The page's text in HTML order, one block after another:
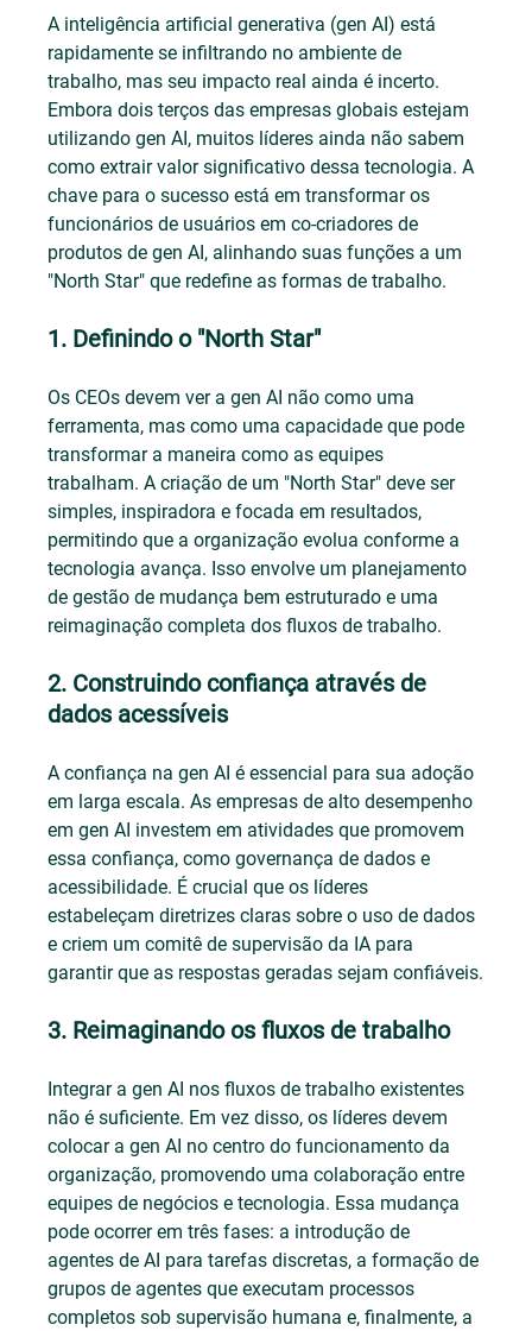
A inteligência artificial generativa (gen AI) está
rapidamente se infiltrando no ambiente de
trabalho, mas seu impacto real ainda é incerto.
Embora dois terços das empresas globais estejam
utilizando gen AI, muitos líderes ainda não sabem
como extrair valor significativo dessa tecnologia. A
chave para o sucesso está em transformar os
funcionários de usuários em co-criadores de
produtos de gen AI, alinhando suas funções a um
"North Star" que redefine as formas de trabalho.
1. Definindo o "North Star"
Os CEOs devem ver a gen AI não como uma
ferramenta, mas como uma capacidade que pode
transformar a maneira como as equipes
trabalham. A criação de um "North Star" deve ser
simples, inspiradora e focada em resultados,
permitindo que a organização evolua conforme a
tecnologia avança. Isso envolve um planejamento
de gestão de mudança bem estruturado e uma
reimaginação completa dos fluxos de trabalho.
2. Construindo confiança através de
dados acessíveis
A confiança na gen AI é essencial para sua adoção
em larga escala. As empresas de alto desempenho
em gen AI investem em atividades que promovem
essa confiança, como governança de dados e
acessibilidade. É crucial que os líderes
estabeleçam diretrizes claras sobre o uso de dados
e criem um comitê de supervisão da IA para
garantir que as respostas geradas sejam confiáveis.
3. Reimaginando os fluxos de trabalho
Integrar a gen AI nos fluxos de trabalho existentes
não é suficiente. Em vez disso, os líderes devem
colocar a gen AI no centro do funcionamento da
organização, promovendo uma colaboração entre
equipes de negócios e tecnologia. Essa mudança
pode ocorrer em três fases: a introdução de
agentes de AI para tarefas discretas, a formação de
grupos de agentes que executam processos
completos sob supervisão humana e, finalmente, a